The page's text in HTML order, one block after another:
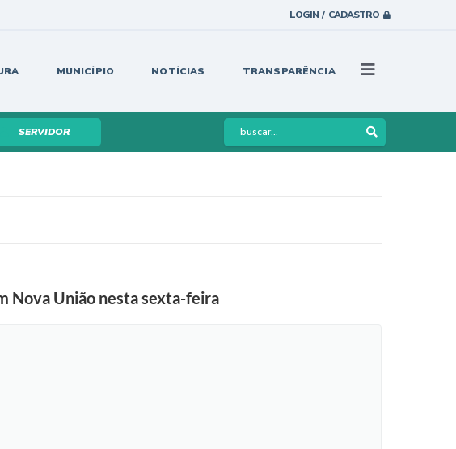
LOGIN / CADASTRO
MUNICÍPIO NOTÍCIAS TRANSPARÊNCIA
SERVIDOR
Nova União nesta sexta-feira